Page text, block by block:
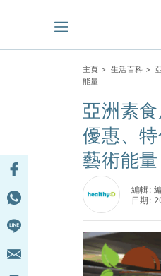
主頁 > 生活百科 >
能量
亞洲素
優惠、
藝術能量
編輯:
日期: